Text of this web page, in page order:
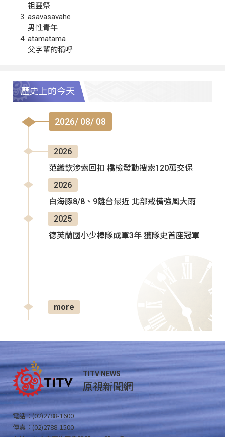
祖靈祭
asavasavahe
男性青年
atamatama
父字輩的稱呼
歷史上的今天
2026/ 08/ 08
2026
范織欽涉索回扣 橋檢發動搜索120萬交保
2026
白海豚8/8、9離台最近 北部戒備強風大雨
2025
德芙蘭國小少棒隊成軍3年 獲隊史首座冠軍
more
TITV NEWS
原視新聞網
電話：(02)2788-1600
傳真：(02)2788-1500